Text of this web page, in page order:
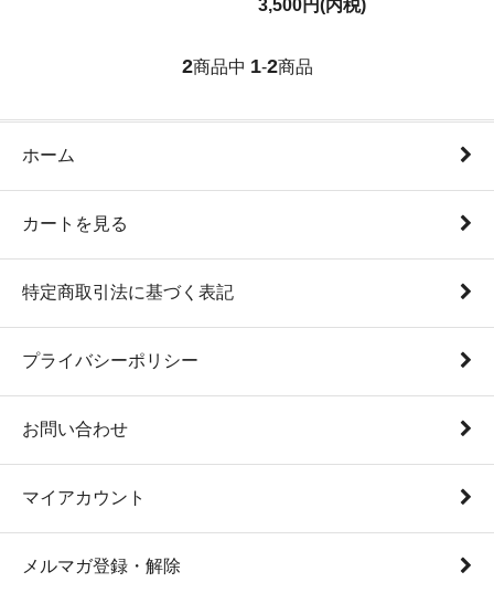
3,500円(内税)
2商品中 1-2商品
ホーム
カートを見る
特定商取引法に基づく表記
プライバシーポリシー
お問い合わせ
マイアカウント
メルマガ登録・解除